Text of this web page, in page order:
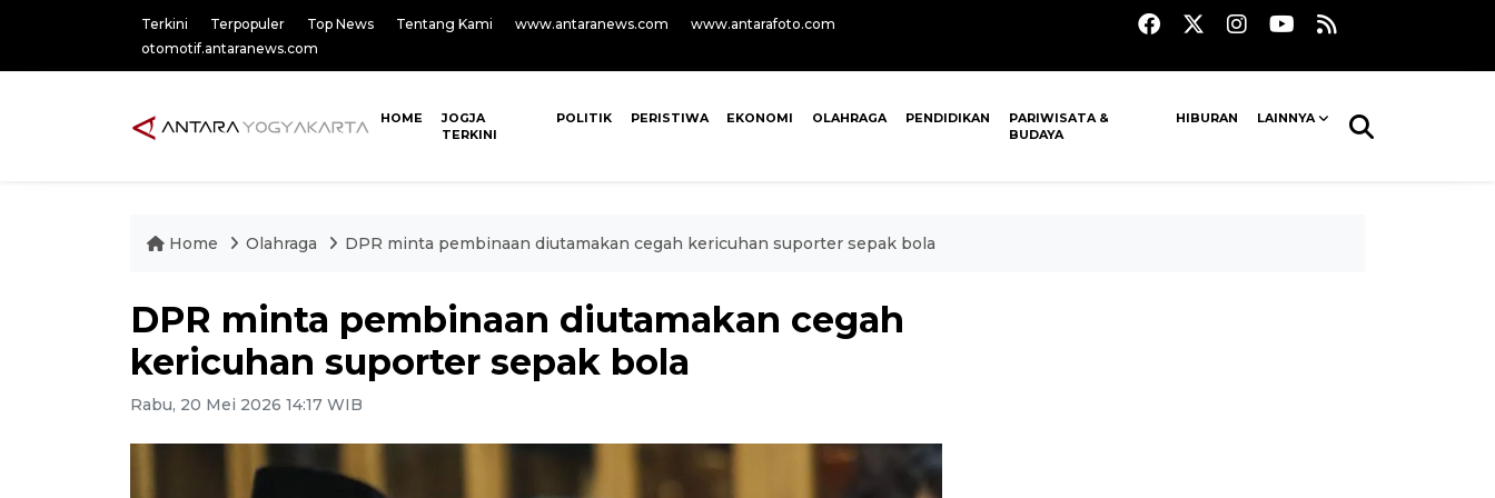
Terkini Terpopuler Top News Tentang Kami www.antaranews.com
www.antarafoto.com
otomotif.antaranews.com
HOME
JOGJA
TERKINI
POLITIK PERISTIWA EKONOMI OLAHRAGA PENDIDIKAN
PARIWISATA &
BUDAYA
HIBURAN LAINNYA
Home Olahraga DPR minta pembinaan diutamakan cegah kericuhan suporter sepak bola
DPR minta pembinaan diutamakan cegah
kericuhan suporter sepak bola
Rabu, 20 Mei 2026 14:17 WIB